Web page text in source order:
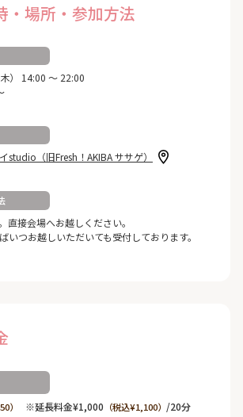
・場所・参加方法
） 14:00 ～ 22:00
studio（旧Fresh！AKIBA ササゲ）
直接会場へお越しください。
いつお越しいただいても受付しております。
） ※延長料金¥1,000 （税込¥1,100） /20分